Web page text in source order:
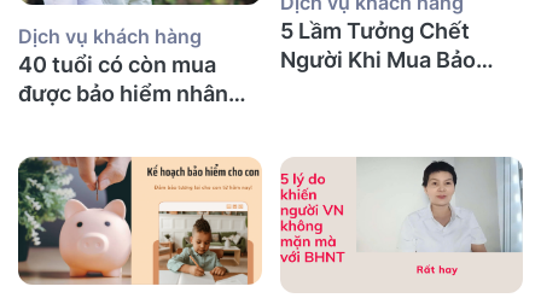
Dịch vụ khách hàng
40 tuổi có còn mua
được bảo hiểm nhân
bảo hiểm gì?
5 Lầm Tưởng Chết
Người Khi Mua Bảo